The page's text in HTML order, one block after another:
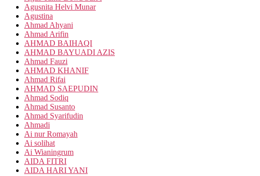
Agusnita Helvi Munar
Agustina
Ahmad Ahyani
Ahmad Arifin
AHMAD BAIHAQI
AHMAD BAYUADI AZIS
Ahmad Fauzi
AHMAD KHANIF
Ahmad Rifai
AHMAD SAEPUDIN
Ahmad Sodiq
Ahmad Susanto
Ahmad Syarifudin
Ahmadi
Ai nur Romayah
Ai solihat
Ai Wianingrum
AIDA FITRI
AIDA HARI YANI